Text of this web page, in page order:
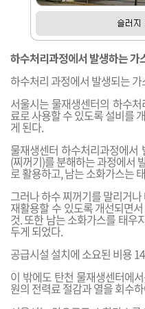
하수처리과정에서 발생하는 가
하수처리 과정에서 발생되는
서울시는 물재생센터의 하수
료로 사용할 수 있도록 설비를
게 된다.
물재생센터 하수처리과정에서
(찌꺼기)를 분해하는 과정에서
로 활용하고, 남는 소화가스는
그러나 하수 찌꺼기를 말리거
재활용할 수 있도록 개선되면
것. 또한 남는 소화가스를 태우
두게 되었다.
공급시설 설치에 소요된 비용
이 밖에도 탄천 물재생센터에
원의 전력료 절감과 열을 회수